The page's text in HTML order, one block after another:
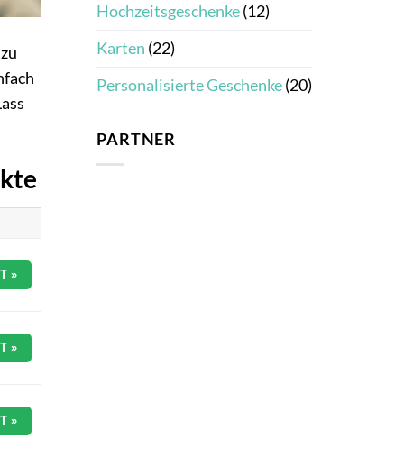
»
»
»
Hochzeitsgeschenke(12)
Karten (22)
Personalisierte Geschenke(20)
PARTNER